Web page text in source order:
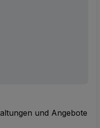
und Angebote